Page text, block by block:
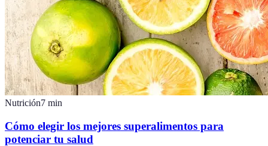
Nutrición7 min
Cómo elegir los mejores superalimentos para
potenciar tu salud